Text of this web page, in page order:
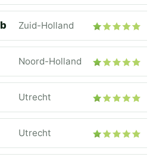
Zuid-Holland
Noord-Holland
Utrecht
Utrecht